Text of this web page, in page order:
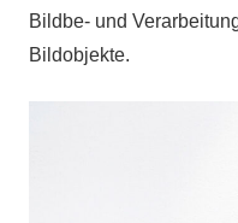
Bildbe- und
Bildobjekte.